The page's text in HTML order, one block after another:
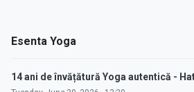
Esenta Yoga
14 ani de învățătură Yoga autentică -